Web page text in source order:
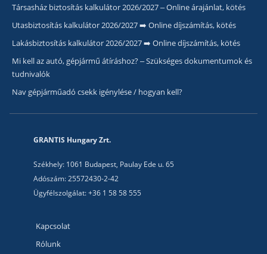
Társasház biztosítás kalkulátor 2026/2027 – Online árajánlat, kötés
Utasbiztosítás kalkulátor 2026/2027 ➡️ Online díjszámítás, kötés
Lakásbiztosítás kalkulátor 2026/2027 ➡️ Online díjszámítás, kötés
Mi kell az autó, gépjármű átíráshoz? – Szükséges dokumentumok és
tudnivalók
Nav gépjárműadó csekk igénylése / hogyan kell?
GRANTIS Hungary Zrt.
Székhely: 1061 Budapest, Paulay Ede u. 65
Adószám: 25572430-2-42
Ügyfélszolgálat: +36 1 58 58 555
Kapcsolat
Rólunk